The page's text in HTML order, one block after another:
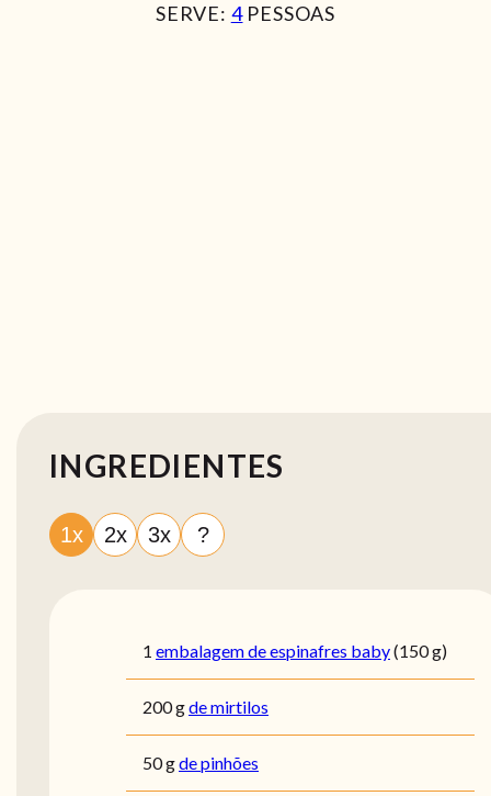
SERVE: 4 PESSOAS
INGREDIENTES
1x 2x 3x ?
1 embalagem de espinafres baby(150 g)
200gde mirtilos
50gde pinhões